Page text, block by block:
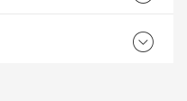
EMS Почта России
Daggerr